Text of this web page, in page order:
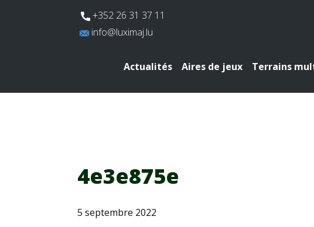
​+352 26 31 37 11
​info@luximaj.lu
Actualités Aires de jeux Terrains
4e3e875e
5 septembre 2022